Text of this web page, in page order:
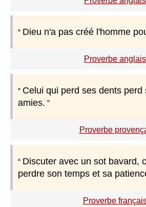
Dieu n'a pas créé l'homme
Proverbe anglais
Celui qui perd ses dents perd
amies.
Proverbe
Discuter avec un sot bavard,
perdre son temps et sa
Proverbe